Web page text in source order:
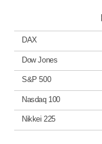
DAX
Dow Jones
S&P 500
Nasdaq 100
Nikkei 225